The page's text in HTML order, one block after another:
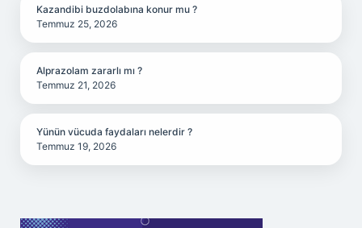
Kazandibi buzdolabına konur mu ?
Temmuz 25, 2026
Alprazolam zararlı mı ?
Temmuz 21, 2026
Yünün vücuda faydaları nelerdir ?
Temmuz 19, 2026